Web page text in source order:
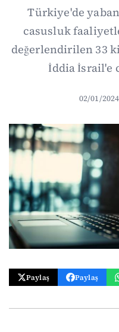
Türkiye'de
casusluk
değerlendirilen 33
İddia İsrail'e
02/01/
Paylaş Paylaş